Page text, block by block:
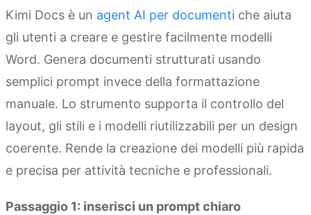
Kimi Docs è un agent AI per documenti che aiuta
gli utenti a creare e gestire facilmente modelli
Word. Genera documenti strutturati usando
semplici prompt invece della formattazione
manuale. Lo strumento supporta il controllo del
layout, gli stili e i modelli riutilizzabili per un design
coerente. Rende la creazione dei modelli più rapida
e precisa per attività tecniche e professionali.
Passaggio 1: inserisci un prompt chiaro